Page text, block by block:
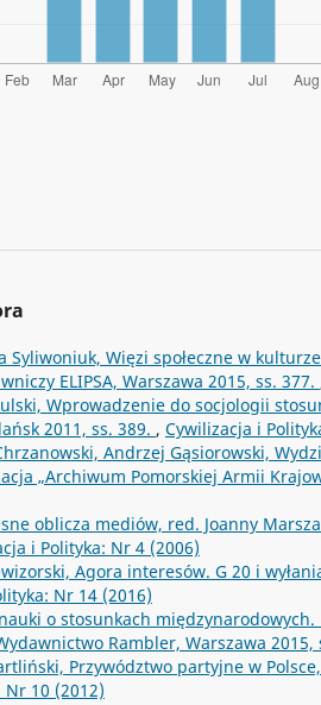
Syliwoniuk, Więzi społeczne w
ELIPSA, Warszawa 2015, ss. 377.
Wprowadzenie do socjologii
2011, ss. 389. , Cywilizacja i
Andrzej Gąsiorowski,
„Archiwum Pomorskiej Armii
oblicza mediów, red. Joanny
i Polityka: Nr 4 (2006)
Agora interesów. G 20 i
Nr 14 (2016)
o stosunkach
Rambler, Warszawa 2015,
Przywództwo partyjne w
10 (2012)